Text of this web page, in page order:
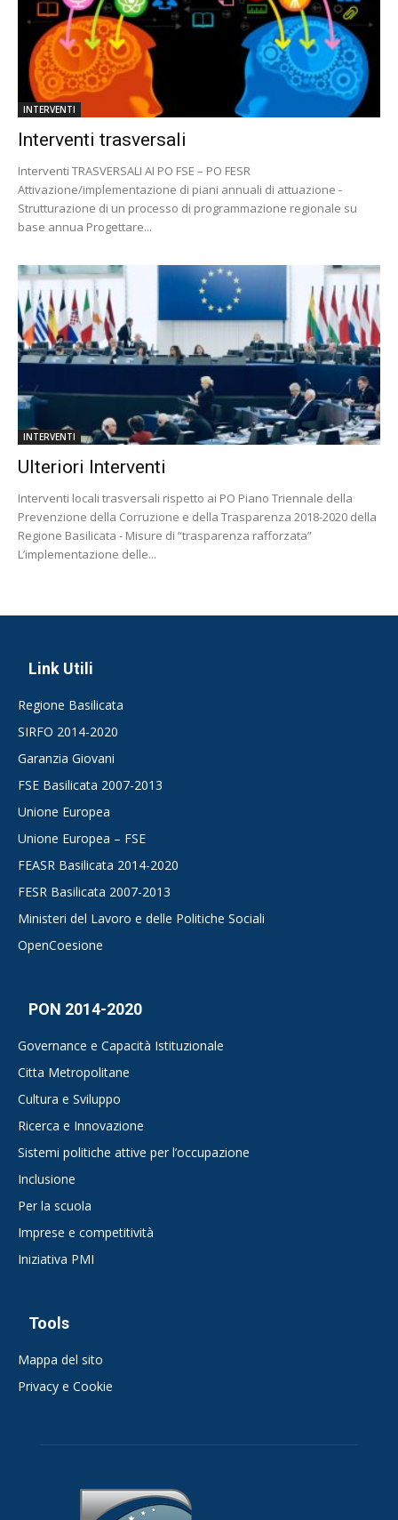
INTERVENTI
Interventi trasversali
Interventi TRASVERSALI AI PO FSE – PO FESR
Attivazione/implementazione di piani annuali di attuazione -
Strutturazione di un processo di programmazione regionale su
base annua Progettare...
INTERVENTI
Ulteriori Interventi
Interventi locali trasversali rispetto ai PO Piano Triennale della
Prevenzione della Corruzione e della Trasparenza 2018-2020 della
Regione Basilicata - Misure di “trasparenza rafforzata”
L’implementazione delle...
Link Utili
Regione Basilicata
SIRFO 2014-2020
Garanzia Giovani
FSE Basilicata 2007-2013
Unione Europea
Unione Europea – FSE
FEASR Basilicata 2014-2020
FESR Basilicata 2007-2013
Ministeri del Lavoro e delle Politiche Sociali
OpenCoesione
PON 2014-2020
Governance e Capacità Istituzionale
Citta Metropolitane
Cultura e Sviluppo
Ricerca e Innovazione
Sistemi politiche attive per l’occupazione
Inclusione
Per la scuola
Imprese e competitività
Iniziativa PMI
Tools
Mappa del sito
Privacy e Cookie